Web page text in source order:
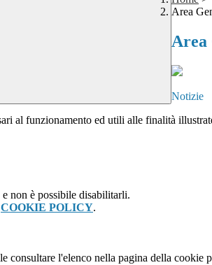
Area
Area
Notizie
al funzionamento ed utili alle finalità
non è possibile disabilitarli.
COOKIE POLICY.
consultare l'elenco nella pagina della cookie